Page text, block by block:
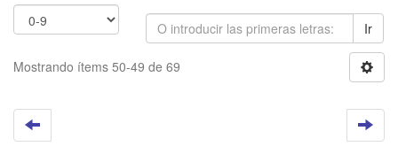
Ir
Mostrando ítems 50-49 de 69